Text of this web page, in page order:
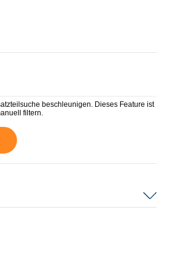
beschleunigen. Dieses Feature ist
filtern.